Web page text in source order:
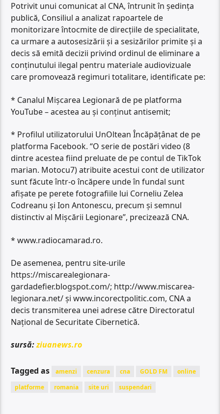
Potrivit unui comunicat al CNA, întrunit în şedinţa
publică, Consiliul a analizat rapoartele de
monitorizare întocmite de direcţiile de specialitate,
ca urmare a autosesizării şi a sesizărilor primite şi a
decis să emită decizii privind ordinul de eliminare a
conţinutului ilegal pentru materiale audiovizuale
care promovează regimuri totalitare, identificate pe:
* Canalul Mişcarea Legionară de pe platforma
YouTube – acestea au şi conţinut antisemit;
* Profilul utilizatorului UnOltean Încăpăţânat de pe
platforma Facebook. “O serie de postări video (8
dintre acestea fiind preluate de pe contul de TikTok
marian. Motocu7) atribuite acestui cont de utilizator
sunt făcute într-o încăpere unde în fundal sunt
afişate pe perete fotografiile lui Corneliu Zelea
Codreanu şi Ion Antonescu, precum şi semnul
distinctiv al Mişcării Legionare”, precizează CNA.
* www.radiocamarad.ro.
De asemenea, pentru site-urile
https://miscarealegionara-
gardadefier.blogspot.com/; http://www.miscarea-
legionara.net/ şi www.incorectpolitic.com, CNA a
decis transmiterea unei adrese către Directoratul
Naţional de Securitate Cibernetică.
sursă:ziuanews.ro
Tagged as amenzi cenzura cna GOLD FM
online
platforme
romania site uri suspendari